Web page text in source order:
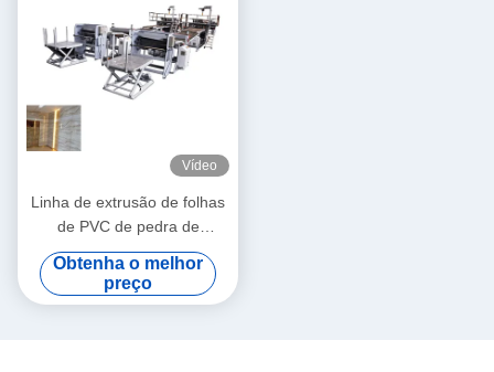
Vídeo
Linha de extrusão de folhas
de PVC de pedra de
mármore com revestimento
UV Largura máxima 1220
Obtenha o melhor
preço